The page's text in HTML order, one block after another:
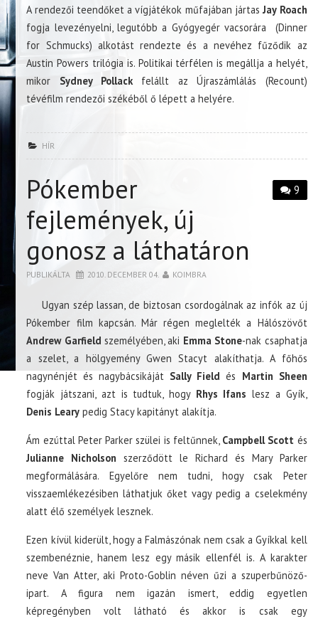
A rendezői teendőket a vígjátékok műfajában jártasJay Roach
fogja levezényelni, legutóbb a Gyógyegér vacsorára (Dinner
for Schmucks) alkotást rendezte és a nevéhez fűződik az
Austin Powers trilógia is. Politikai térfélen is megállja a helyét,
mikor Sydney Pollack felállt az Újraszámlálás (Recount)
tévéfilm rendezői székéből ő lépett a helyére.
HÍR
9
Pókember
fejlemények, új
gonosz a láthatáron
PUBLIKÁLTA 2010. DECEMBER 04. KOIMBRA
Ugyan szép lassan, de biztosan csordogálnak az infók az új
Pókember film kapcsán. Már régen meglelték a Hálószövőt
Andrew Garfieldszemélyében, aki Emma Stone-nak csaphatja
a szelet, a hölgyemény Gwen Stacyt alakíthatja. A főhős
nagynénjét és nagybácsikáját Sally Field és Martin Sheen
fogják játszani, azt is tudtuk, hogy Rhys Ifans lesz a Gyík,
Denis Leary pedig Stacy kapitányt alakítja.
Ám ezúttal Peter Parker szülei is feltűnnek, Campbell Scott és
Julianne Nicholson szerződött le Richard és Mary Parker
megformálására. Egyelőre nem tudni, hogy csak Peter
visszaemlékezésiben láthatjuk őket vagy pedig a cselekmény
alatt élő személyek lesznek.
Ezen kívül kiderült, hogy a Falmászónak nem csak a Gyíkkal kell
szembenéznie, hanem lesz egy másik ellenfél is. A karakter
neve Van Atter, aki Proto-Goblin néven űzi a szuperbűnöző-
ipart. A figura nem igazán ismert, eddig egyetlen
képregényben volt látható és akkor is csak egy